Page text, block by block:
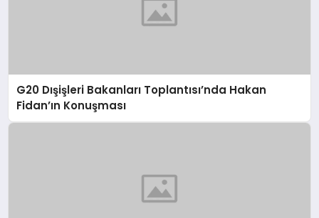
G20 Dışişleri Bakanları Toplantısı’nda Hakan
Fidan’ın Konuşması